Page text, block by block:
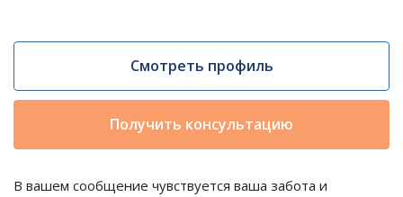
Смотреть профиль
Получить консультацию
В вашем сообщение чувствуется ваша забота и